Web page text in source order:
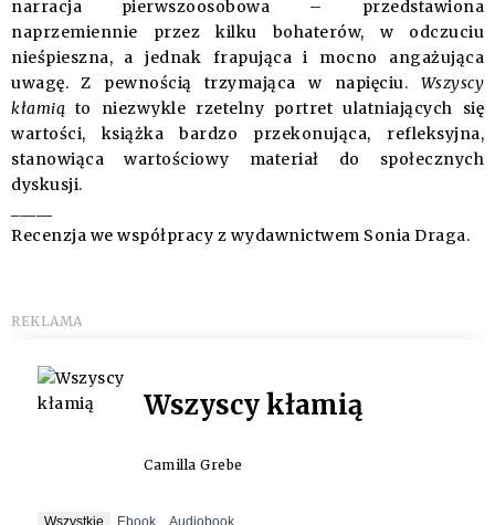
narracja pierwszoosobowa – przedstawiona
naprzemiennie przez kilku bohaterów, w odczuciu
nieśpieszna, a jednak frapująca i mocno angażująca
uwagę. Z pewnością trzymająca w napięciu. Wszyscy
kłamią to niezwykle rzetelny portret ulatniających się
wartości, książka bardzo przekonująca, refleksyjna,
stanowiąca wartościowy materiał do społecznych
dyskusji.
Recenzja we współpracy z wydawnictwem Sonia Draga.